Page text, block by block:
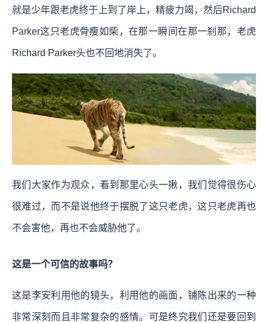
就是少年跟老虎终于上到了岸上，精疲力竭，然后Richard
Parker这只老虎骨瘦如柴，在那一瞬间在那一刹那，老虎
Richard Parker头也不回地消失了。
我们大家作为观众，看到那里心头一揪，我们觉得很伤心
很难过，而不是说他终于摆脱了这只老虎，这只老虎再也
不会害他，再也不会威胁他了。
这是一个可信的故事吗？
这是李安利用他的镜头，利用他的画面，铺陈出来的一种
非常深刻而且非常复杂的感情。可是终究我们还是要回到